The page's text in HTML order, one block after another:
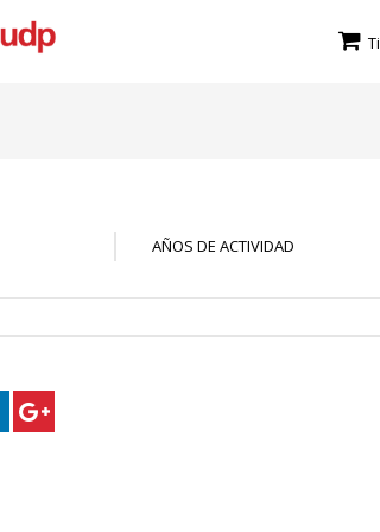
AÑOS DE ACTIVIDAD